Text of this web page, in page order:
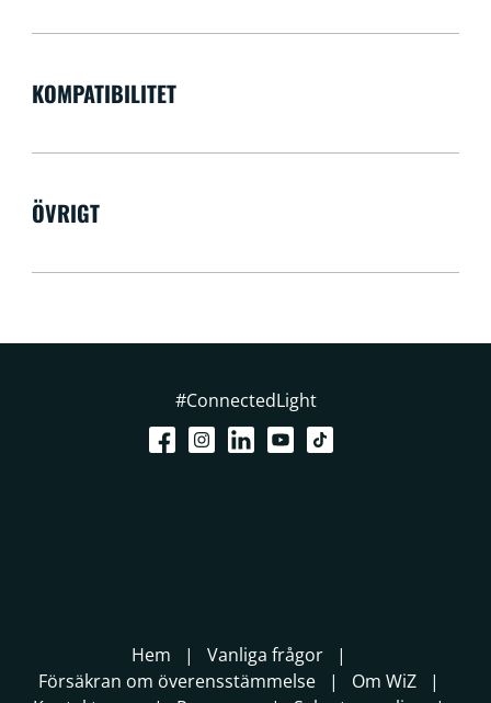
KOMPATIBILITET
ÖVRIGT
#ConnectedLight
Hem
Vanliga frågor
Försäkran om överensstämmelse
Om WiZ